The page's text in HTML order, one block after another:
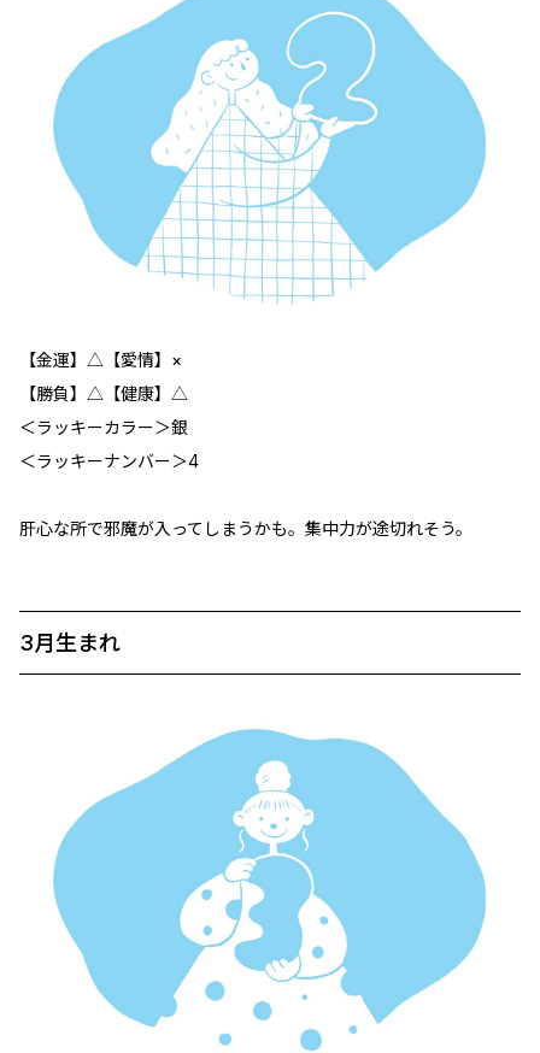
【金運】△【愛情】×
【勝負】△【健康】△
＜ラッキーカラー＞銀
＜ラッキーナンバー＞4
肝心な所で邪魔が入ってしまうかも。集中力が途切れそう。
3月生まれ